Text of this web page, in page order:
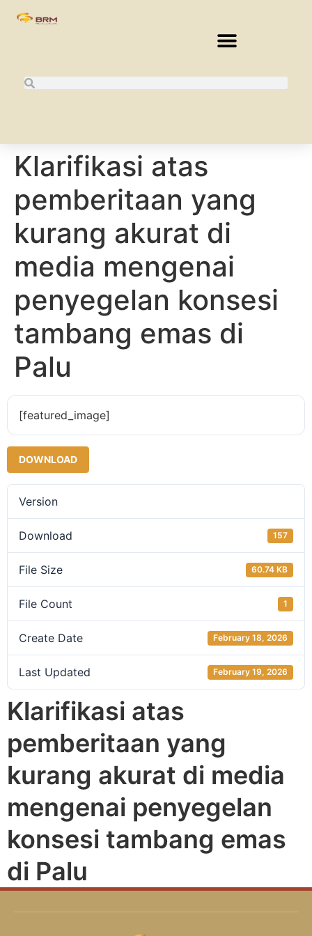
Klarifikasi atas
pemberitaan yang
kurang akurat di
media mengenai
penyegelan konsesi
tambang emas di
Palu
[featured_image]
DOWNLOAD
Version
Download 157
File Size 60.74 KB
File Count 1
Create Date February 18, 2026
Last Updated February 19, 2026
Klarifikasi atas
pemberitaan yang
kurang akurat di media
mengenai penyegelan
konsesi tambang emas
di Palu